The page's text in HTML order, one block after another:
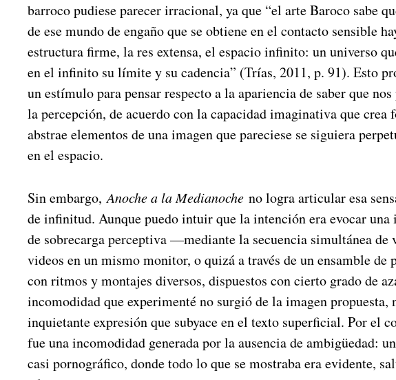
barroco pudiese parecer irracional, ya que “el arte Baroco sabe
de ese mundo de engaño que se obtiene en el contacto sensible
estructura firme, la res extensa, el espacio infinito: un universo
en el infinito su límite y su cadencia” (Trías, 2011, p. 91). Esto
un estímulo para pensar respecto a la apariencia de saber que nos
la percepción, de acuerdo con la capacidad imaginativa que crea
abstrae elementos de una imagen que pareciese se siguiera
en el espacio.
Sin embargo,Anoche a la Medianoche no logra articular esa
de infinitud. Aunque puedo intuir que la intención era evocar una
de sobrecarga perceptiva —mediante la secuencia simultánea de
videos en un mismo monitor, o quizá a través de un ensamble de
con ritmos y montajes diversos, dispuestos con cierto grado de
incomodidad que experimenté no surgió de la imagen propuesta,
inquietante expresión que subyace en el texto superficial. Por el
fue una incomodidad generada por la ausencia de ambigüedad:
casi pornográfico, donde todo lo que se mostraba era evidente,